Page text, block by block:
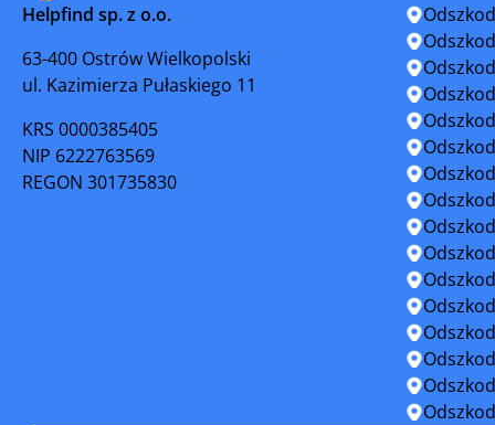
Myślibórz Nowe
Pełczyce Płoty
Połczyn-
Resko
Stepnica
Świdwin
Helpfind sp. z o.o.
63-400 Ostrów Wielkopolski
ul. Kazimierza Pułaskiego 11
KRS 0000385405
NIP 6222763569
REGON 301735830